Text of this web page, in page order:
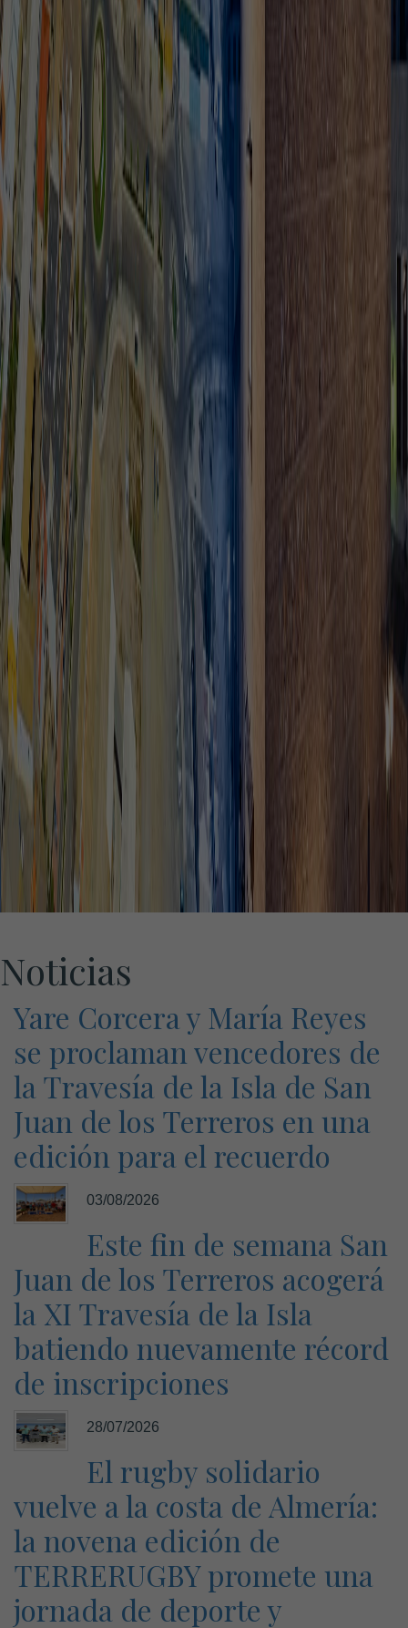
Noticias
Yare Corcera y María Reyes
se proclaman vencedores de
la Travesía de la Isla de San
Juan de los Terreros en una
edición para el recuerdo
03/08/2026
Este fin de semana San
Juan de los Terreros acogerá
la XI Travesía de la Isla
batiendo nuevamente récord
de inscripciones
28/07/2026
El rugby solidario
vuelve a la costa de Almería:
la novena edición de
TERRERUGBY promete una
jornada de deporte y